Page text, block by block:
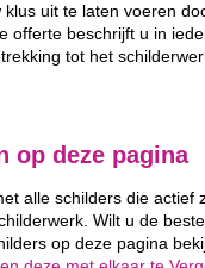
uit te laten voeren
offerte beschrijft u in
tot het
op deze pagina
alle schilders die actief
Wilt u de
op deze pagina